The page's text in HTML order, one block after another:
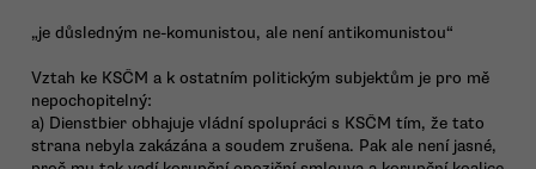
„je důsledným ne-komunistou, ale není antikomunistou“
Vztah ke KSČM a k ostatním politickým subjektům je pro mě
nepochopitelný:
a) Dienstbier obhajuje vládní spolupráci s KSČM tím, že tato
strana nebyla zakázána a soudem zrušena. Pak ale není jasné,